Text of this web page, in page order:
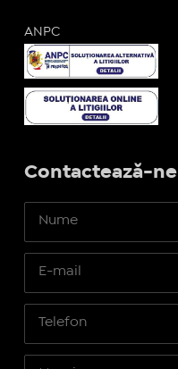
ANPC
Contactează-ne